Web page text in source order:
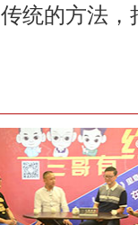
传统的方法，